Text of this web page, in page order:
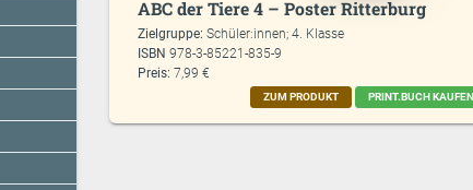
ABC der Tiere 4 – Poster Ritterburg
Zielgruppe:Schüler:innen; 4. Klasse
ISBN978-3-85221-835-9
Preis: 7,99 €
ZUM PRODUKT PRINT.BUCH KAUFEN